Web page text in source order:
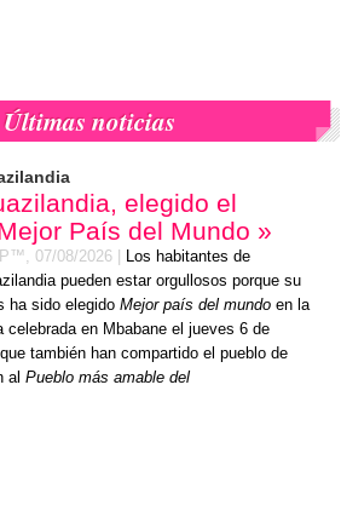
noticias
elegido el
País del Mundo »
07/08/2026
Los habitantes de
pueden estar orgullosos porque su
ha sido elegido Mejor país del mundo en la
celebrada en Mbabane el jueves 6 de
también han compartido el pueblo de
al Pueblo más amable del